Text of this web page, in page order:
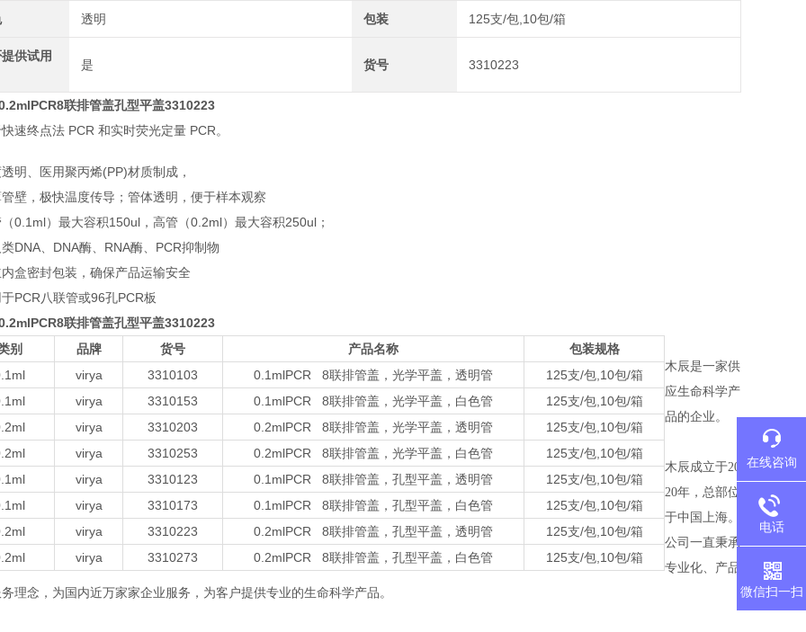
透明 包装 125支/包,10包/箱
供试用
是 货号 3310223
联排管盖孔型平盖3310223
速终点法 PCR 和实时荧光定量 PCR。
明、医用聚丙烯(PP)材质制成，
壁，极快温度传导；管体透明，便于样本观察
0.1ml）最大容积150ul，高管（0.2ml）最大容积250ul；
DNA、DNA酶、RNA酶、PCR抑制物
盒密封包装，确保产品运输安全
PCR八联管或96孔PCR板
联排管盖孔型平盖3310223
别
品牌 货号 产品名称
包装规格
virya 3310103 0.1mlPCR 8联排管盖，光学平盖，透明管
125支/包,10包/箱
virya 3310153 0.1mlPCR 8联排管盖， 光学平盖，白色管
125支/包,10包/箱
virya 3310203 0.2mlPCR 8联排管盖， 光学平盖，透明管
125支/包,10包/箱
virya 3310253 0.2mlPCR 8联排管盖， 光学平盖，白色管
125支/包,10包/箱
virya 3310123 0.1mlPCR 8联排管盖，孔型平盖，透明管
125支/包,10包/箱
virya 3310173 0.1mlPCR 8联排管盖，孔型平盖，白色管
125支/包,10包/箱
virya 3310223 0.2mlPCR 8联排管盖，孔型平盖，透明管
125支/包,10包/箱
virya 3310273 0.2mlPCR 8联排管盖，孔型平盖，白色管 125支/包,10包/箱
木辰是一家供
应生命科学产
品的企业。
木辰成立于20
20年，总部位
于中国上海。
公司一直秉承
专业化、产品
理念，为国内近万家家企业服务，为客户提供专业的生命科学产品。
在线咨询
电话
微信扫一扫